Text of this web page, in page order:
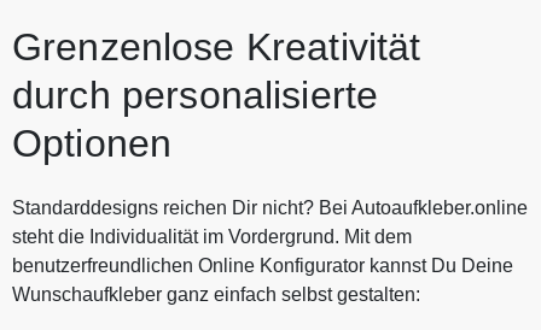
Grenzenlose Kreativität
durch personalisierte
Optionen
Standarddesigns reichen Dir nicht? Bei Autoaufkleber.online
steht die Individualität im Vordergrund. Mit dem
benutzerfreundlichen Online Konfigurator kannst Du Deine
Wunschaufkleber ganz einfach selbst gestalten: